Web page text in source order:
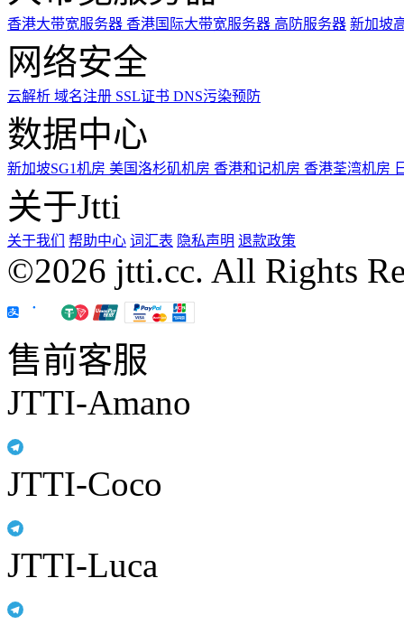
香港大带宽服务器 香港国际大带宽服务器 高防服务器 新加坡
网络安全
云解析 域名注册 SSL证书 DNS污染预防
数据中心
新加坡SG1机房 美国洛杉矶机房 香港和记机房 香港荃湾机房
关于Jtti
关于我们 帮助中心 词汇表 隐私声明 退款政策
©2026 jtti.cc. All Rights
售前客服
JTTI-Amano
JTTI-Coco
JTTI-Luca